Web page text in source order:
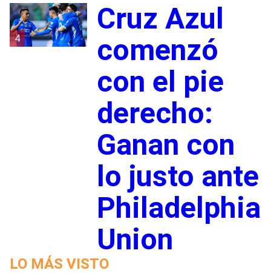
4
Cruz Azul
comenzó
con el pie
derecho:
Ganan con
lo justo ante
Philadelphia
Union
LO MÁS VISTO